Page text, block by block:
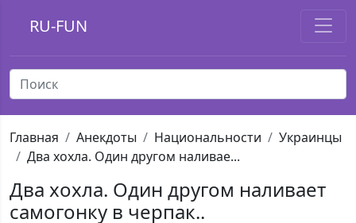
RU-FUN
Главная Анекдоты Национальности
Украинцы
Два хохла. Один другом наливае...
Два хохла. Один другом наливает
самогонку в черпак..